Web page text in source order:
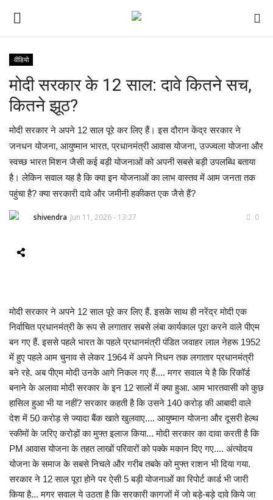
ई-पेपर
होम
Contact Us
Subscribe
About Us
छत्तीसगढ़
मनोरंजन
लाइफस्टाइल
खेल
ब्रेकिंग न्यूज़
व्यापार
वीडियो
मोदी सरकार के 12 साल: दावे कितने सच,
कितने झूठ?
मोदी सरकार ने अपने 12 साल पूरे कर लिए हैं। इस दौरान केंद्र सरकार ने
जनधन योजना, आयुष्मान भारत, प्रधानमंत्री आवास योजना, उज्ज्वला योजना और
स्वच्छ भारत मिशन जैसी कई बड़ी योजनाओं को अपनी सबसे बड़ी उपलब्धि बताया
है। लेकिन सवाल यह है कि क्या इन योजनाओं का लाभ वास्तव में आम जनता तक
पहुंचा है? क्या सरकारी दावे और जमीनी हकीकत एक जैसे हैं?
shivendra Jun 11, 2026 - 13:27 0
मोदी सरकार ने अपने 12 साल पूरे कर लिए हैं. इसके साथ ही नरेंद्र मोदी एक
निर्वाचित प्रधानमंत्री के रूप से लगातार सबसे लंबा कार्यकाल पूरा करने वाले पीएम
बन गए हैं. इससे पहले भारत के पहले प्रधानमंत्री पंडित जवाहर लाल नेहरू 1952
में हुए पहले आम चुनाव से लेकर 1964 में अपने निधन तक लगातार प्रधानमंत्री
बने रहे. अब पीएम मोदी उनके आगे निकल गए हैं.... मगर सवाल ये है कि रिकॉर्ड
बनाने के अलावा मोदी सरकार के इन 12 सालों में क्या हुआ. आम भारतवासी को कुछ
हासिल हुआ भी या नहीं? सरकार कहती है कि उसने 140 करोड़ की आबादी वाले
देश में 50 करोड़ से ज्यादा बैंक खाते खुलवाए.... आयुष्मान योजना और दूसरी हेल्थ
स्कीमों के जरिए करोड़ों का मुफ्त इलाज किया... मोदी सरकार का दावा करती है कि
PM आवास योजना के तहत लाखों परिवारों को पक्के मकान दिए गए.... अंत्योदय
योजना के समाज के सबसे निचले और गरीब तबके को मुफ्त राशन भी दिया गया.
सरकार ने 12 साल पूरा होने पर ऐसी 5 बड़ी योजनाओं का रिपोर्ट कार्ड भी जारी
किया है... मगर सवाल ये उठता है कि सरकारी कागजों में जो बड़े-बड़े दावे किये जा